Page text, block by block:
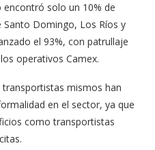
encontró solo un 10% de
Santo Domingo, Los Ríos y
el 93%, con patrullaje
operativos Camex.
mismos han
en el sector, ya que
como transportistas